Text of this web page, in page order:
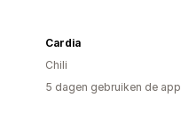
Cardia
Chili
5 dagen gebruiken de app